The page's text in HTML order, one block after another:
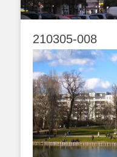
210305-008